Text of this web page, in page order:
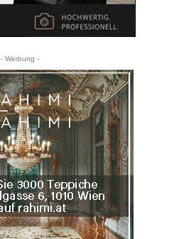
- Werbung -